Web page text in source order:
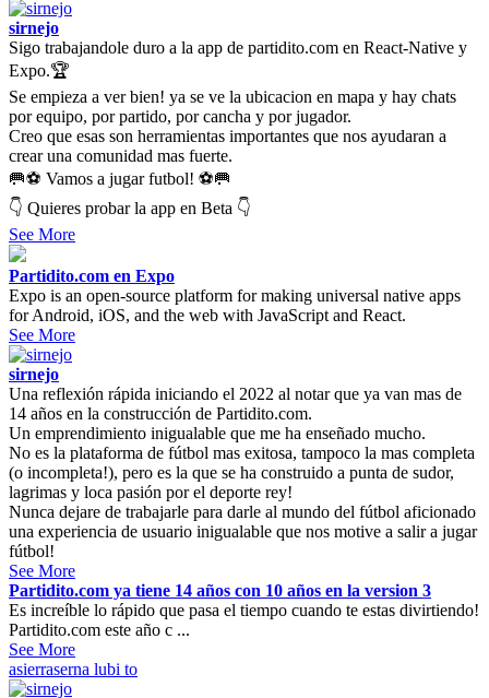
sirnejo
Sigo trabajandole duro a la app de partidito.com en React-Native y
Expo.🏆
Se empieza a ver bien! ya se ve la ubicacion en mapa y hay chats
por equipo, por partido, por cancha y por jugador.
Creo que esas son herramientas importantes que nos ayudaran a
crear una comunidad mas fuerte.
🥅⚽ Vamos a jugar futbol! ⚽🥅
👇 Quieres probar la app en Beta 👇
See More
Partidito.com en Expo
Expo is an open-source platform for making universal native apps
for Android, iOS, and the web with JavaScript and React.
See More
sirnejo
Una reflexión rápida iniciando el 2022 al notar que ya van mas de
14 años en la construcción de Partidito.com.
Un emprendimiento inigualable que me ha enseñado mucho.
No es la plataforma de fútbol mas exitosa, tampoco la mas completa
(o incompleta!), pero es la que se ha construido a punta de sudor,
lagrimas y loca pasión por el deporte rey!
Nunca dejare de trabajarle para darle al mundo del fútbol aficionado
una experiencia de usuario inigualable que nos motive a salir a jugar
fútbol!
See More
Partidito.com ya tiene 14 años con 10 años en la version 3
Es increíble lo rápido que pasa el tiempo cuando te estas divirtiendo!
Partidito.com este año c ...
See More
asierraserna lubi to